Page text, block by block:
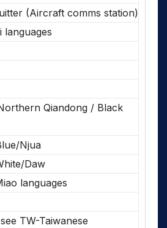
(Aircraft comms station)
languages
Qiandong / Black
Njua
Daw
languages
TW-Taiwanese